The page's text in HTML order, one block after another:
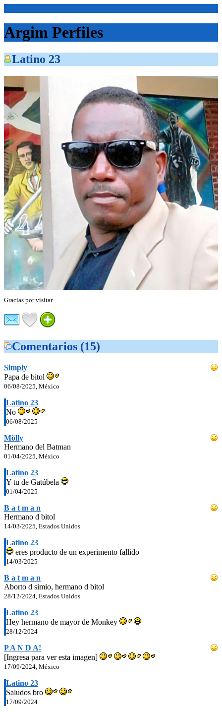
Argim Perfiles
Latino 23
Gracias por visitar
Comentarios (15)
Simply
Papa de bitol
06/08/2025, México
Latino 23
No
06/08/2025
Mölly
Hermano del Batman
01/04/2025, México
Latino 23
Y tu de Gatúbela
01/04/2025
B a t m a n
Hermano d bitol
14/03/2025, Estados Unidos
Latino 23
eres producto de un experimento fallido
14/03/2025
B a t m a n
Aborto d simio, hermano d bitol
28/12/2024, Estados Unidos
Latino 23
Hey hermano de mayor de Monkey
28/12/2024
P A N D A!
[Ingresa para ver esta imagen]
17/09/2024, México
Latino 23
Saludos bro
17/09/2024